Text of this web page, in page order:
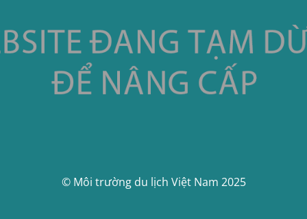
© Môi trường du lịch Việt Nam 2025